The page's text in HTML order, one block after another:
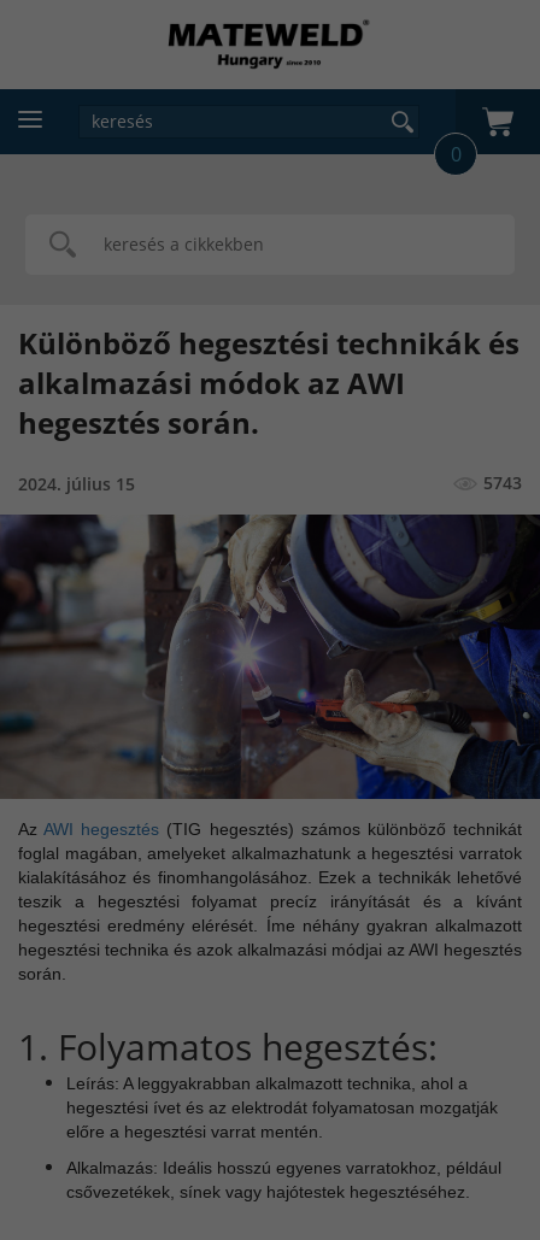
0
Különböző hegesztési technikák és
alkalmazási módok az AWI
hegesztés során.
2024. július 15 5743
AzAWI hegesztés (TIG hegesztés) számos különböző technikát
foglal magában, amelyeket alkalmazhatunk a hegesztési varratok
kialakításához és finomhangolásához. Ezek a technikák lehetővé
teszik a hegesztési folyamat precíz irányítását és a kívánt
hegesztési eredmény elérését. Íme néhány gyakran alkalmazott
hegesztési technika és azok alkalmazási módjai az AWI hegesztés
során.
1. Folyamatos hegesztés:
Leírás: A leggyakrabban alkalmazott technika, ahol a
hegesztési ívet és az elektrodát folyamatosan mozgatják
előre a hegesztési varrat mentén.
Alkalmazás: Ideális hosszú egyenes varratokhoz, például
csővezetékek, sínek vagy hajótestek hegesztéséhez.